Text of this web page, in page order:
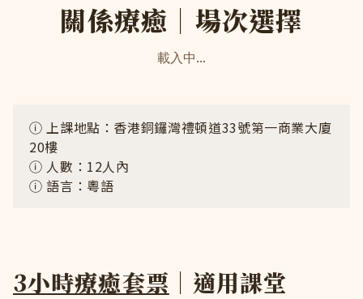
關係療癒｜場次選擇
載入中...
ⓘ 上課地點：香港銅鑼灣禮頓道33號第一商業大廈
20樓
ⓘ 人數：12人內
ⓘ 語言：粵語
3小時療癒套票 ｜適用課堂